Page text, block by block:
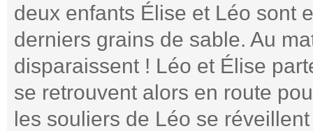
deux enfants Élise et Léo sont
derniers grains de sable. Au
disparaissent ! Léo et Élise
se retrouvent alors en route
les souliers de Léo se